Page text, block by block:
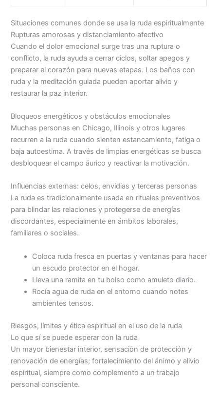
Situaciones comunes donde se usa la ruda espiritualmente
Rupturas amorosas y distanciamiento afectivo
Cuando el dolor emocional surge tras una ruptura o
conflicto, la ruda ayuda a cerrar ciclos, soltar apegos y
preparar el corazón para nuevas etapas. Los baños con
ruda y la meditación guiada pueden aportar alivio y
restaurar la paz interior.
Bloqueos energéticos y obstáculos emocionales
Muchas personas en Chicago, Illinois y otros lugares
recurren a la ruda cuando sienten estancamiento, fatiga o
baja autoestima. A través de limpias energéticas se busca
desbloquear el campo áurico y reactivar la motivación.
Influencias externas: celos, envidias y terceras personas
La ruda es tradicionalmente usada en rituales preventivos
para blindar las relaciones y protegerse de energías
discordantes, especialmente en ámbitos laborales,
familiares o sociales.
Coloca ruda fresca en puertas y ventanas para hacer
un escudo protector en el hogar.
Lleva una ramita en tu bolso como amuleto diario.
Rocía agua de ruda en el entorno cuando notes
ambientes tensos.
Riesgos, límites y ética espiritual en el uso de la ruda
Lo que sí se puede esperar con la ruda
Un mayor bienestar interior, sensación de protección y
renovación de energías; fortalecimiento del ánimo y alivio
espiritual, siempre como complemento a un trabajo
personal consciente.